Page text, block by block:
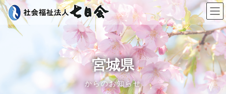
コ
ン
ナ
ビ
宮城県
からのお知らせ